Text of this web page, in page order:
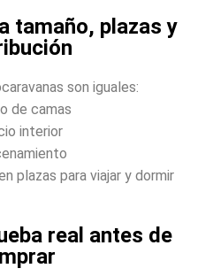
tamaño, plazas y
son iguales:
de camas
interior
plazas para viajar y dormir
real antes de